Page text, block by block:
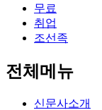
무료
취업
조선족
전체메뉴
신문사소개